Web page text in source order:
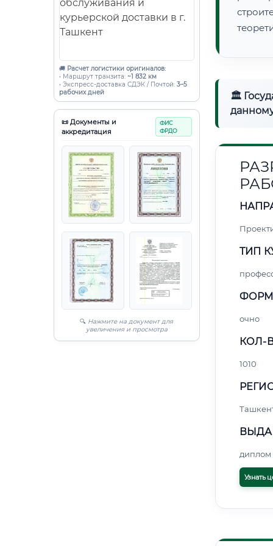
🚚 Расчет логистики оригиналов:
• Маршрут транзита: ~1 832 км
• Экспресс-доставка СДЭК / Почтой: 3–5
рабочих дней
📜 Документы и
аккредитация
ФИС
ФРДО
🔍 Нажмите на документ для
увеличения и просмотра
🏛
ТИП
очно
КОЛ-
1010
диплом
Узнать